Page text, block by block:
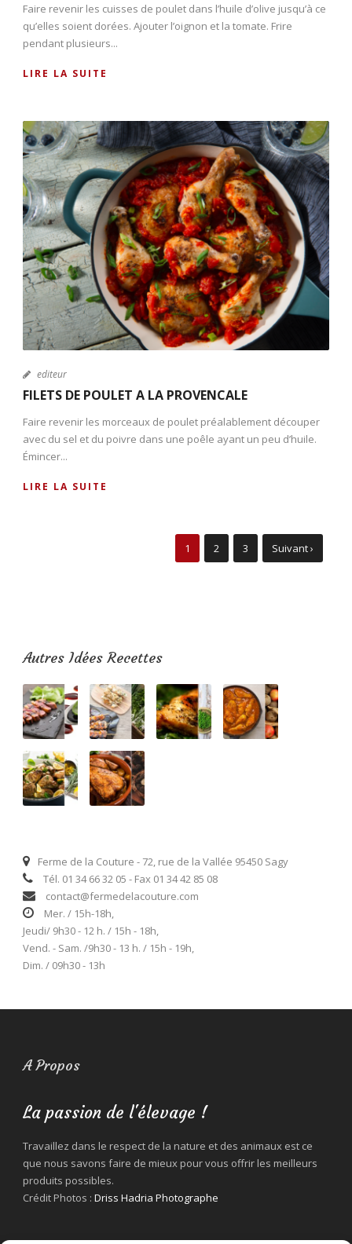
Faire revenir les cuisses de poulet dans l’huile d’olive jusqu’à ce
qu’elles soient dorées. Ajouter l’oignon et la tomate. Frire
pendant plusieurs...
LIRE LA SUITE
editeur
FILETS DE POULET A LA PROVENCALE
Faire revenir les morceaux de poulet préalablement découper
avec du sel et du poivre dans une poêle ayant un peu d’huile.
Émincer...
LIRE LA SUITE
1 2 3 Suivant ›
Autres Idées Recettes
Ferme de la Couture - 72, rue de la Vallée 95450 Sagy
Tél. 01 34 66 32 05 - Fax 01 34 42 85 08
contact@fermedelacouture.com
Mer. / 15h-18h,
Jeudi/ 9h30 - 12 h. / 15h - 18h,
Vend. - Sam. /9h30 - 13 h. / 15h - 19h,
Dim. / 09h30 - 13h
A Propos
La passion de l'élevage !
Travaillez dans le respect de la nature et des animaux est ce
que nous savons faire de mieux pour vous offrir les meilleurs
produits possibles.
Crédit Photos : Driss Hadria Photographe